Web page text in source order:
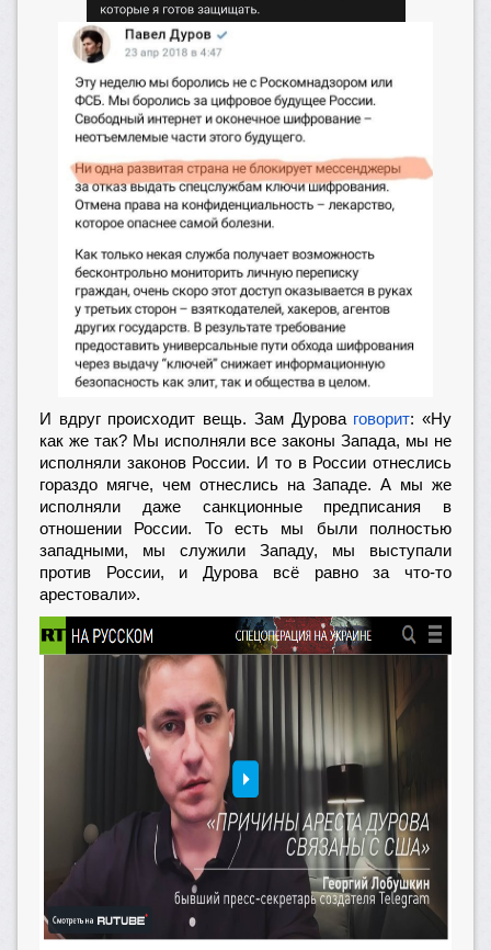
И вдруг происходит вещь. Зам Дурова говорит: «Ну
как же так? Мы исполняли все законы Запада, мы не
исполняли законов России. И то в России отнеслись
гораздо мягче, чем отнеслись на Западе. А мы же
исполняли даже санкционные предписания в
отношении России. То есть мы были полностью
западными, мы служили Западу, мы выступали
против России, и Дурова всё равно за что-то
арестовали».